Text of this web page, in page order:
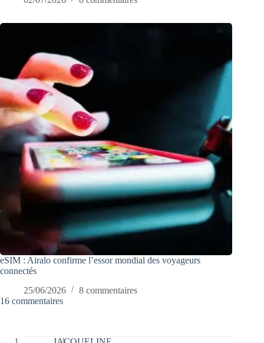
eSIM : Airalo confirme l’essor mondial des voyageurs
connectés
25/06/2026
8 commentaires
16 commentaires